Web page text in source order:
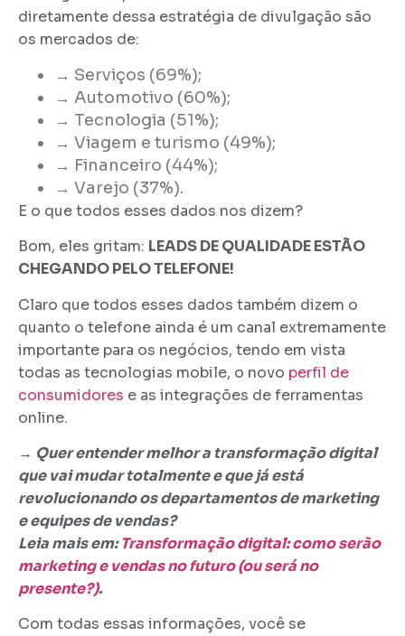
diretamente dessa estratégia de divulgação são
os mercados de:
→ Serviços (69%);
→ Automotivo (60%);
→ Tecnologia (51%);
→ Viagem e turismo (49%);
→ Financeiro (44%);
→ Varejo (37%).
E o que todos esses dados nos dizem?
Bom, eles gritam: LEADSDE QUALIDADE ESTÃO
CHEGANDO PELO TELEFONE!
Claro que todos esses dados também dizem o
quanto o telefone ainda é um canal extremamente
importante para os negócios, tendo em vista
todas as tecnologias mobile, o novo perfil de
consumidores e as integrações de ferramentas
online.
→ Quer entender melhor a transformação digital
que vai mudar totalmente e que já está
revolucionando os departamentos de marketing
e equipes de vendas?
Leia mais em:Transformação digital: como serão
marketing e vendas no futuro (ou será no
presente?).
Com todas essas informações, você se